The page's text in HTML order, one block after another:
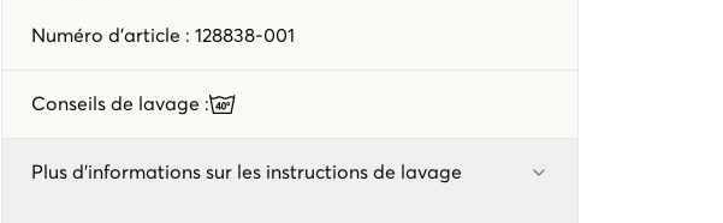
Numéro d'article : 128838-001
Conseils de lavage :
Plus d'informations sur les instructions de lavage